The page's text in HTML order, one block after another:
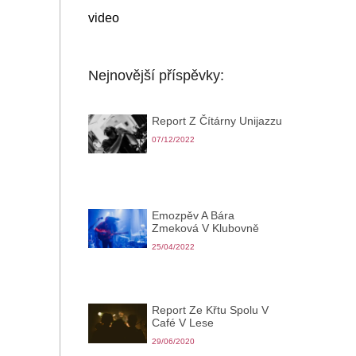
video
Nejnovější příspěvky:
Report Z Čítárny Unijazzu
07/12/2022
Emozpěv A Bára
Zmeková V Klubovně
25/04/2022
Report Ze Křtu Spolu V
Café V Lese
29/06/2020